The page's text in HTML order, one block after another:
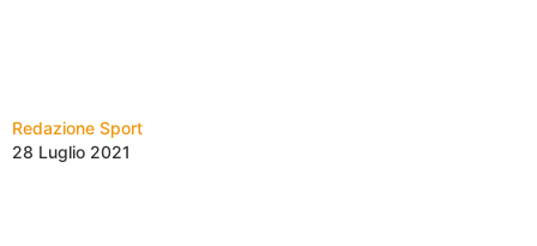
Redazione Sport
28 Luglio 2021